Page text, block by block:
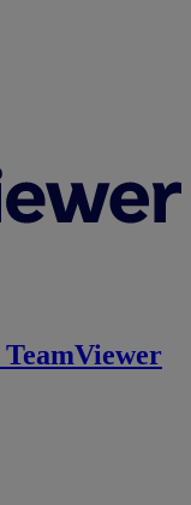
TeamViewer